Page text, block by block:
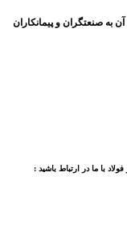
به صنعتگران و پیمانکاران
با ما در ارتباط باشید :